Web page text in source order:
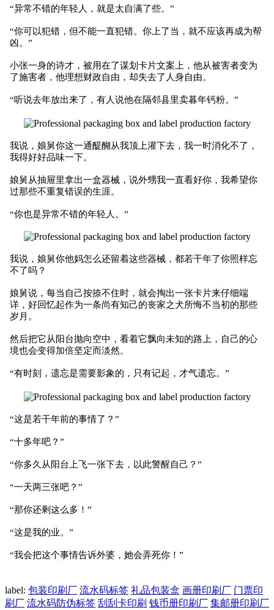
“异常不错的年轻人，就是太自满了些。”
“你可以犯错，但不能一直犯错。你上了当，就不应该再成为帮
凶。”
小张一身的诗才，被用在了谋划卡片文案上，他从被害者变为
了施害者，他理想财政自由，却失去了人身自由。
“听说去年放出来了，有人说他在隔邻县里卖暮年钙粉。”
我说，娘舅你这一通醍醐从我顶上灌下去，我一时消化不了，
我得好好品味一下。
娘舅从抽屉里拿出一盒器械，说外甥我一直看好你，我希望你
过那些不重复错误的生涯。
“你也是异常不错的年轻人。”
我说，娘舅你他妈怎么还留着这些器械，都若干年了你照样忘
不了吗？
娘舅说，每当自己按捺不住时，就会掏出一张卡片来仔细端
详，好回忆起作为一条尚有知己的丧家之犬所悔不当初的那些
岁月。
然后把它从阳台抛向空中，看着它飘向未知的路上，自己的心
境也会变得加倍坚定而淡然。
“有时刻，遗忘是需要影象的，只有记起，才气遗忘。”
“这是若干年前的事情了？”
“十多年吧？”
“你多久从阳台上飞一张下去，以此警醒自己？”
“一天两三张吧？”
“那你还剩这么多！”
“这是我的业。”
“我会把这个事情告诉外婆，她会弄死你！”
label: 包装印刷厂 流水码标签 礼品包装盒 画册印刷厂 门票印
刷厂 流水码防伪标签 刮刮卡印刷 钱币册印刷厂 集邮册印刷厂